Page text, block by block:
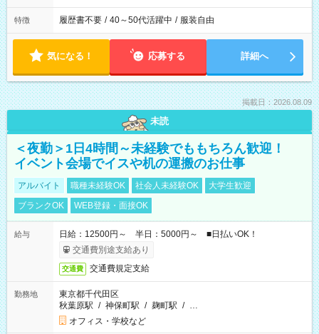
特徴 履歴書不要 / 40～50代活躍中 / 服装自由
気になる！ 応募する 詳細へ
掲載日：2026.08.09
未読
＜夜勤＞1日4時間～未経験でももちろん歓迎！
イベント会場でイスや机の運搬のお仕事
アルバイト 職種未経験OK 社会人未経験OK
大学生歓迎
ブランクOK
WEB登録・面接OK
給与
日給：12500円～ 半日：5000円～ ■日払いOK！
交通費別途支給あり
交通費 交通費規定支給
勤務地
東京都千代田区
秋葉原駅 / 神保町駅 / 麹町駅 / …
オフィス・学校など